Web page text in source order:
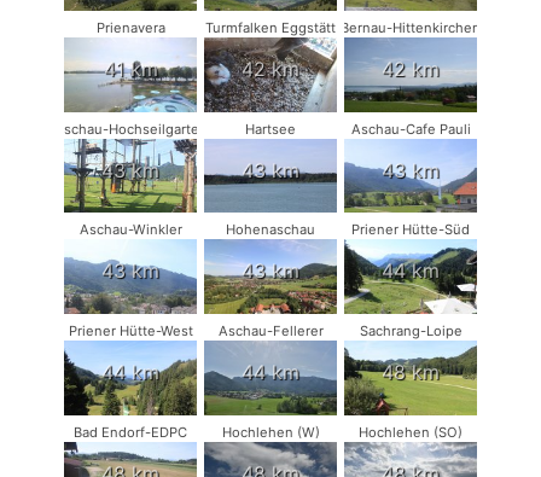
Prienavera
41 km
Turmfalken Eggstätt
42 km
Bernau-Hittenkirchen
42 km
Aschau-Hochseilgarten
43 km
Hartsee
43 km
Aschau-Cafe Pauli
43 km
Aschau-Winkler
43 km
Hohenaschau
43 km
Priener Hütte-Süd
44 km
Priener Hütte-West
44 km
Aschau-Fellerer
44 km
Sachrang-Loipe
48 km
Bad Endorf-EDPC Hochlehen (W) Hochlehen (SO)